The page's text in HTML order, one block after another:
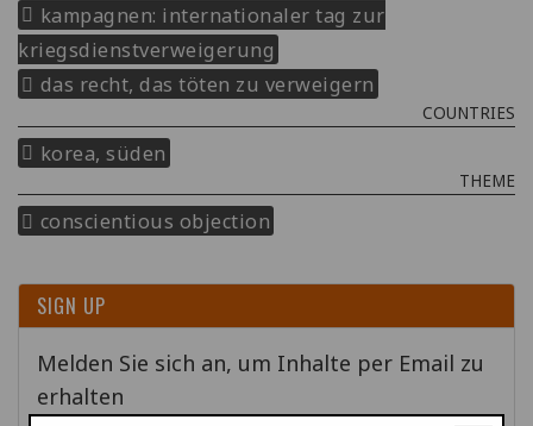
kampagnen: internationaler tag zur
kriegsdienstverweigerung
das recht, das töten zu verweigern
COUNTRIES
korea, süden
THEME
conscientious objection
SIGN UP
Melden Sie sich an, um Inhalte per Email zu
erhalten